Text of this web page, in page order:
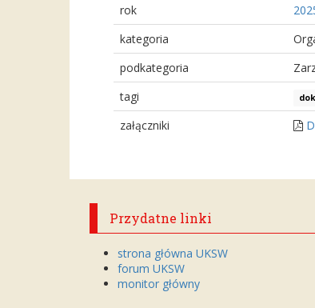
rok
kategoria
podkategoria
tagi
załączniki
Przydatne linki
strona główna UKSW
forum UKSW
monitor główny